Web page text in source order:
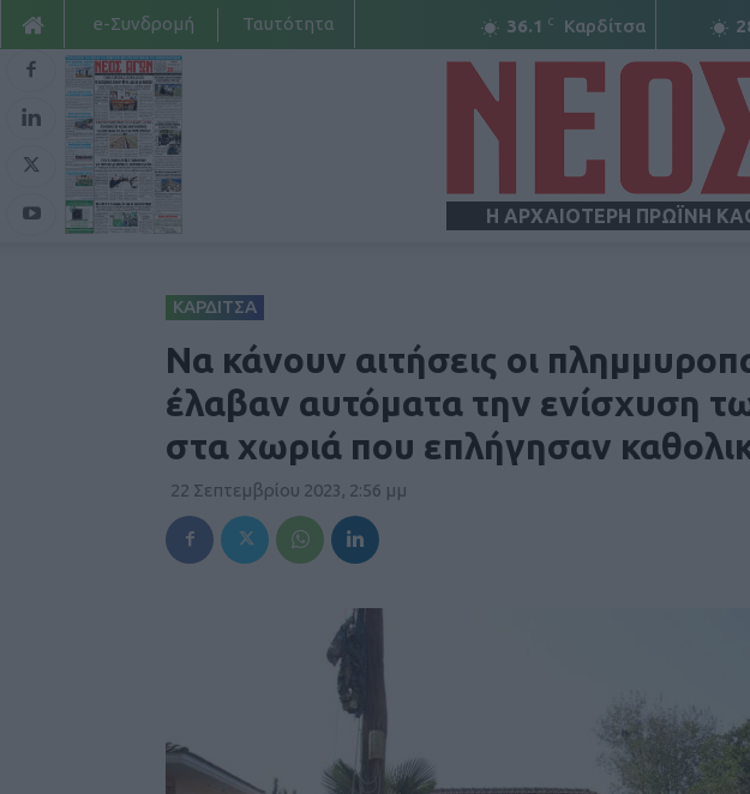
36.1 C Καρδίτσα
e-Συνδρομή Ταυτότητα
Η ΑΡΧΑΙΟΤΕΡΗ ΠΡΩΪΝΗ
ΚΑΡΔΙΤΣΑ
Να κάνουν αιτήσεις οι
έλαβαν αυτόματα την ενίσχυση
στα χωριά που επλήγησαν
22 Σεπτεμβρίου 2023, 2:56 μμ